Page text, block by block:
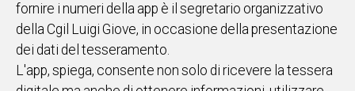
WHATSAPP
fornire i numeri della app è il segretario organizzativo
della Cgil Luigi Giove, in occasione della presentazione
dei dati del tesseramento.
L'app, spiega, consente non solo di ricevere la tessera